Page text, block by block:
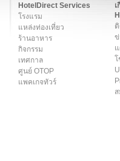
HotelDirect Services
โรงแรม
แหล่งท่องเที่ยว
ร้านอาหาร
กิจกรรม
เทศกาล
ศูนย์ OTOP
แพคเกจทัวร์
ข่